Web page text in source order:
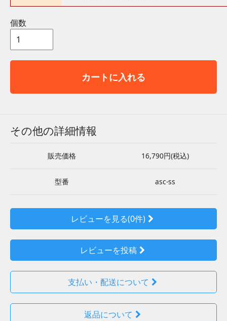
個数
カートに入れる
その他の詳細情報
販売価格 16,790円(税込)
型番 asc-ss
レビューを見る(0件)
レビューを投稿
支払い・配送について
返品について